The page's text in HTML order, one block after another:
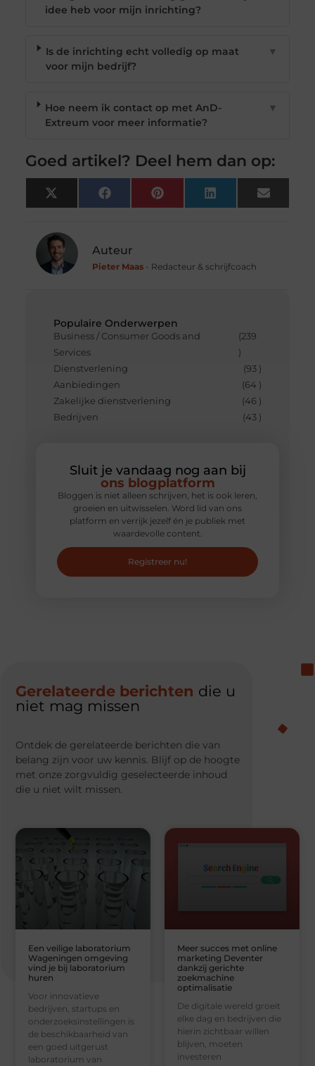
Populaire Onderwerpen
Business / Consumer Goods and
Services
(239
)
Dienstverlening
(93 )
Aanbiedingen
(64 )
Zakelijke dienstverlening
(46 )
Bedrijven
(43 )
Sluit je vandaag nog aan bij
ons blogplatform
Bloggen is niet alleen schrijven, het is ook leren,
groeien en uitwisselen. Word lid van ons
platform en verrijk jezelf én je publiek met
waardevolle content.
Registreer nu!
idee heb voor mijn inrichting?
Is de inrichting echt volledig op maat
voor mijn bedrijf?
▼
Hoe neem ik contact op met AnD-
Extreum voor meer informatie?
▼
Goed artikel? Deel hem dan op:
X
(Twitter)
FacebookPinterest LinkedIn Email
Auteur
Pieter Maas- Redacteur & schrijfcoach
Gerelateerde berichten die u
niet mag missen
Ontdek de gerelateerde berichten die van
belang zijn voor uw kennis. Blijf op de hoogte
met onze zorgvuldig geselecteerde inhoud
die u niet wilt missen.
Een veilige laboratorium
Wageningen omgeving
vind je bij laboratorium
huren
Voor innovatieve
bedrijven, startups en
onderzoeksinstellingen is
de beschikbaarheid van
een goed uitgerust
laboratorium van
Meer succes met online
marketing Deventer
dankzij gerichte
zoekmachine
optimalisatie
De digitale wereld groeit
elke dag en bedrijven die
hierin zichtbaar willen
blijven, moeten
investeren